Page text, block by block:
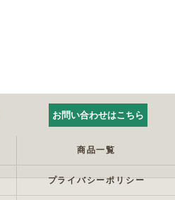
お問い合わせはこちら
商品一覧
プライバシーポリシー